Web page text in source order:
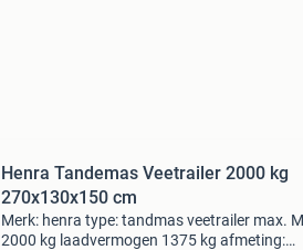
Henra Tandemas Veetrailer 2000 kg
270x130x150 cm
Merk: henra type: tandmas veetrailer max.
2000 kg laadvermogen 1375 kg afmeting: